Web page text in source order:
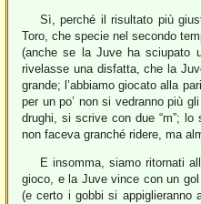
Sì, perché il risultato più
Toro, che specie nel secondo
(anche se la Juve ha sciupato
rivelasse una disfatta, che la
grande; l’abbiamo giocato alla
per un po’ non si vedranno più
drughi, si scrive con due “m”;
non faceva granché ridere, ma
E insomma, siamo ritornati
gioco, e la Juve vince con un
(e certo i gobbi si appiglieranno